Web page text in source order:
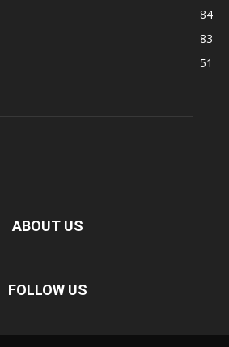
84
83
51
ABOUT US
FOLLOW US